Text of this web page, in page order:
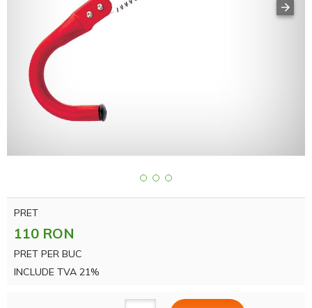
PRET
110 RON
PRET PER BUC
INCLUDE TVA 21%